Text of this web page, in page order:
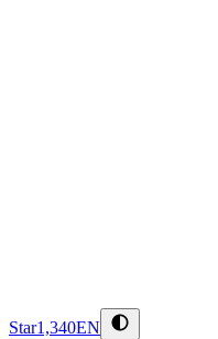
Star1,340EN